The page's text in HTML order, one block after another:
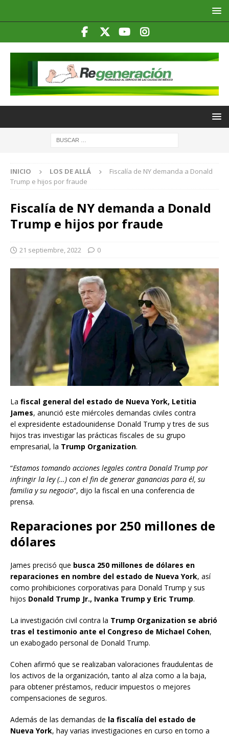
INICIO LOS DE ALLÁ
Fiscalía de NY demanda a Donald
Trump e hijos por fraude
Fiscalía de NY demanda a Donald
Trump e hijos por fraude
21 septiembre, 2022 0
La fiscal general del estado de Nueva York, Letitia
James, anunció este miércoles demandas civiles contra
el expresidente estadounidense Donald Trump y tres de sus
hijos tras investigar las prácticas fiscales de su grupo
empresarial, la Trump Organization.
“Estamos tomando acciones legales contra Donald Trump por
infringir la ley (…) con el fin de generar ganancias para él, su
familia y su negocio“, dijo la fiscal en una conferencia de
prensa.
Reparaciones por 250 millones de
dólares
James precisó que busca 250 millones de dólares en
reparaciones en nombre del estado de Nueva York, así
como prohibiciones corporativas para Donald Trump y sus
hijos Donald Trump Jr., Ivanka Trump y Eric Trump.
La investigación civil contra la Trump Organization se abrió
tras el testimonio ante el Congreso de Michael Cohen,
un exabogado personal de Donald Trump.
Cohen afirmó que se realizaban valoraciones fraudulentas de
los activos de la organización, tanto al alza como a la baja,
para obtener préstamos, reducir impuestos o mejores
compensaciones de seguros.
Además de las demandas de la fiscalía del estado de
Nueva York, hay varias investigaciones en curso en torno a